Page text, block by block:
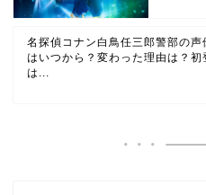
名探偵コナン白鳥任三郎警部の声
はいつから？変わった理由は？初
は...